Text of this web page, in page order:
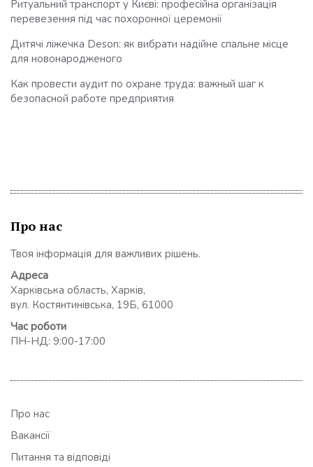
Ритуальний транспорт у Києві: професійна організація
перевезення під час похоронної церемонії
Дитячі ліжечка Deson: як вибрати надійне спальне місце
для новонародженого
Как провести аудит по охране труда: важный шаг к
безопасной работе предприятия
Про нас
Твоя інформація для важливих рішень.
Адреса
Харківська область, Харків,
вул. Костянтинівська, 19Б, 61000
Час роботи
ПН-НД: 9:00-17:00
Про нас
Вакансії
Питання та відповіді